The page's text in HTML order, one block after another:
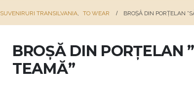
SUVENIRURI TRANSILVANIA TO WEAR BROȘĂ DIN PORȚELAN
BROȘĂ DIN PORȚELAN
TEAMĂ”